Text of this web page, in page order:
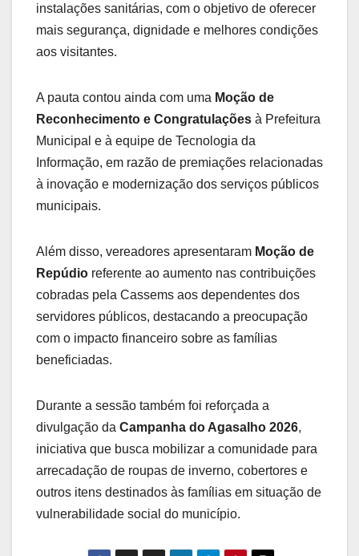
instalações sanitárias, com o objetivo de oferecer
mais segurança, dignidade e melhores condições
aos visitantes.
A pauta contou ainda com uma Moção de
Reconhecimento e Congratulações à Prefeitura
Municipal e à equipe de Tecnologia da
Informação, em razão de premiações relacionadas
à inovação e modernização dos serviços públicos
municipais.
Além disso, vereadores apresentaram Moção de
Repúdio referente ao aumento nas contribuições
cobradas pela Cassems aos dependentes dos
servidores públicos, destacando a preocupação
com o impacto financeiro sobre as famílias
beneficiadas.
Durante a sessão também foi reforçada a
divulgação da Campanha do Agasalho 2026,
iniciativa que busca mobilizar a comunidade para
arrecadação de roupas de inverno, cobertores e
outros itens destinados às famílias em situação de
vulnerabilidade social do município.